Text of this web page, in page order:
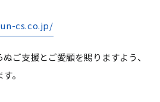
cs.co.jp/
ご支援とご愛顧を賜りますよう、
。